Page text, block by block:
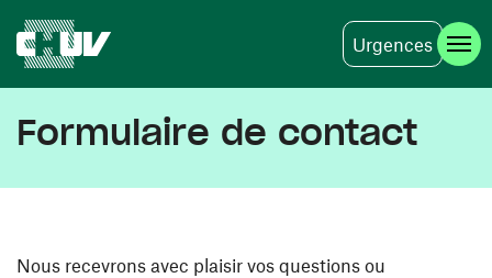
Urgences
Formulaire de contact
Nous recevrons avec plaisir vos questions ou